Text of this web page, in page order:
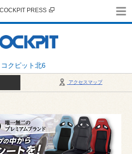
コクピット北6
COCKPIT PRESS
アクセスマップ